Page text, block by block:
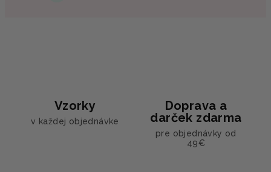
Vzorky
v každej objednávke
Doprava a
darček zdarma
pre objednávky od
49€